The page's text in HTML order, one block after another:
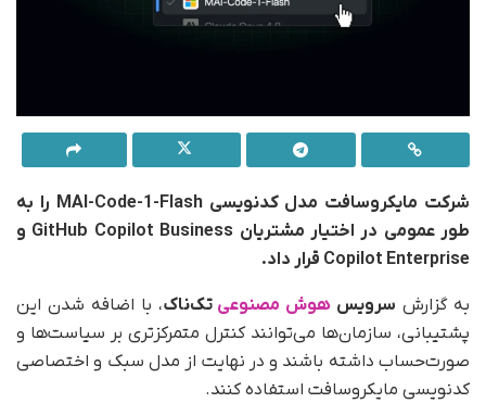
شرکت مایکروسافت مدل کدنویسی MAI-Code-1-Flash را به‌
طور عمومی در اختیار مشتریان GitHub Copilot Business و
Copilot Enterprise قرار داد.
به گزارش سرویس هوش مصنوعیتک‌ناک، با اضافه شدن این
پشتیبانی، سازمان‌ها می‌توانند کنترل متمرکزتری بر سیاست‌ها و
صورت‌حساب داشته باشند و در نهایت از مدل سبک و اختصاصی
کدنویسی مایکروسافت استفاده کنند.